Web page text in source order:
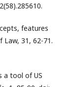
features
Law, 31, 62-71.
a tool of US